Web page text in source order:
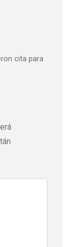
cita para